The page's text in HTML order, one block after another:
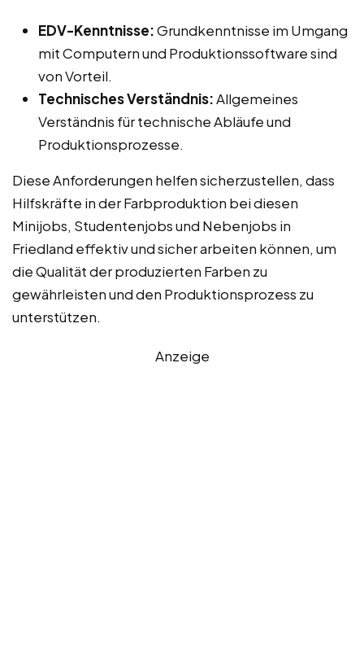
EDV-Kenntnisse:Grundkenntnisse im Umgang
mit Computern und Produktionssoftware sind
von Vorteil.
Technisches Verständnis:Allgemeines
Verständnis für technische Abläufe und
Produktionsprozesse.
Diese Anforderungen helfen sicherzustellen, dass
Hilfskräfte in der Farbproduktion bei diesen
Minijobs, Studentenjobs und Nebenjobs in
Friedland effektiv und sicher arbeiten können, um
die Qualität der produzierten Farben zu
gewährleisten und den Produktionsprozess zu
unterstützen.
Anzeige